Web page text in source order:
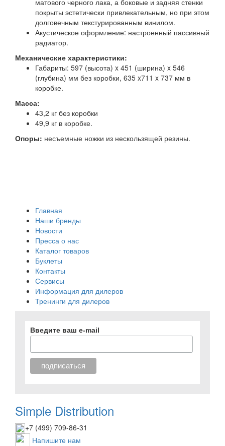
покрыты эстетически привлекательным, но при этом
долговечным текстурированным винилом.
Акустическое оформление: настроенный пассивный
радиатор.
Механические характеристики:
Габариты: 597 (высота) x 451 (ширина) x 546
(глубина) мм без коробки, 635 x711 x 737 мм в
коробке.
Масса:
43,2 кг без коробки
49,9 кг в коробке.
Опоры: несъемные ножки из нескользящей резины.
Главная
Наши бренды
Новости
Пресса о нас
Каталог товаров
Буклеты
Контакты
Сервисы
Информация для дилеров
Тренинги для дилеров
Введите ваш e-mail
Simple Distribution
+7 (499) 709-86-31
Напишите нам